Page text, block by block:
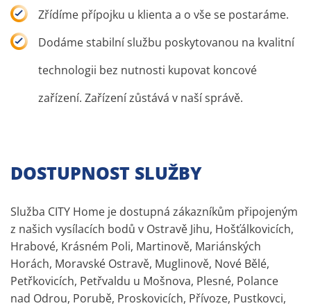
Zřídíme přípojku u klienta a o vše se postaráme.
Dodáme stabilní službu poskytovanou na kvalitní
technologii bez nutnosti kupovat koncové
zařízení. Zařízení zůstává v naší správě.
DOSTUPNOST SLUŽBY
Služba CITY Home je dostupná zákazníkům připojeným
z našich vysílacích bodů v Ostravě Jihu, Hošťálkovicích,
Hrabové, Krásném Poli, Martinově, Mariánských
Horách, Moravské Ostravě, Muglinově, Nové Bělé,
Petřkovicích, Petřvaldu u Mošnova, Plesné, Polance
nad Odrou, Porubě, Proskovicích, Přívoze, Pustkovci,